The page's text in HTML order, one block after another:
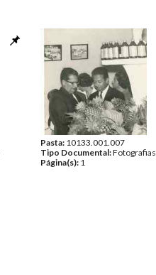
Pasta: 10133.001.007
Tipo Documental:Fotografias
Página(s): 1